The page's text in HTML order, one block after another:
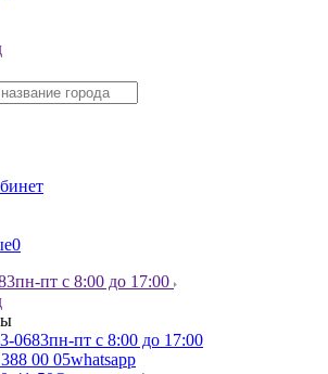
0
пн-пт с 8:00 до 17:00
0683пн-пт с 8:00 до 17:00
00 05whatsapp